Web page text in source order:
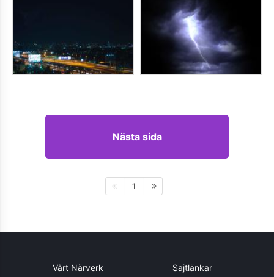
Nästa sida
1
Vårt Närverk Sajtlänkar